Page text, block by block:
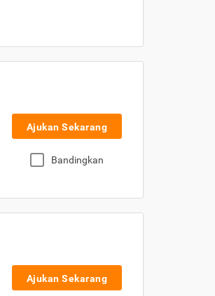
Ajukan Sekarang
Bandingkan
Ajukan Sekarang